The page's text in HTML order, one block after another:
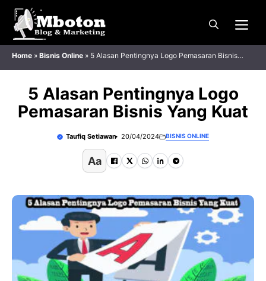
Langsung
Home » Bisnis Online » 5 Alasan Pentingnya Logo Pemasaran Bisnis
Yang Kuat
5 Alasan Pentingnya Logo
Pemasaran Bisnis Yang Kuat
Taufiq Setiawan 20/04/2024 BISNIS ONLINE
Aa